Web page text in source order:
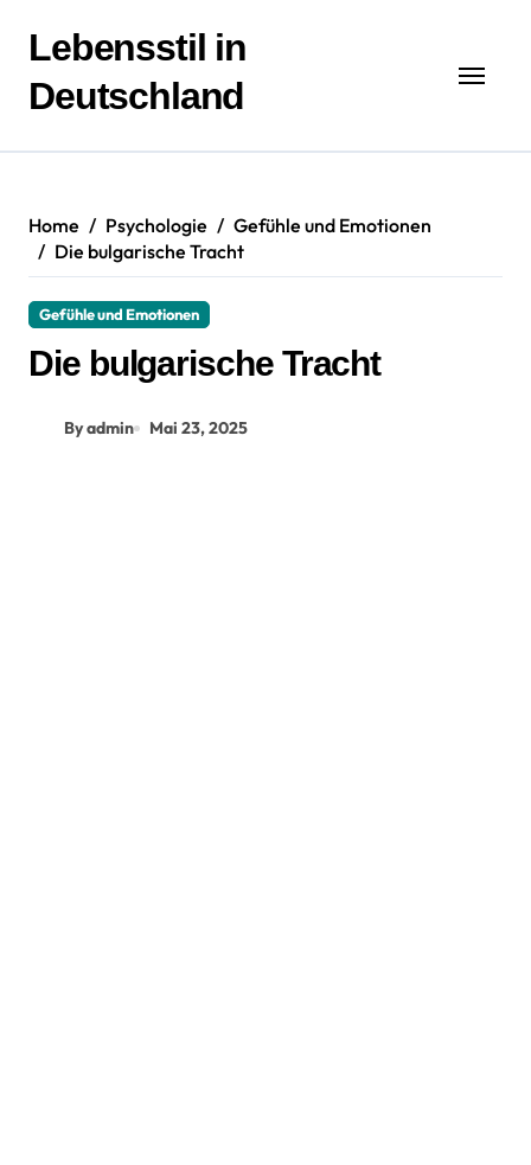
Inhalt
springen
Lebensstil in
Deutschland
Home Psychologie
Gefühle und Emotionen
Die bulgarische Tracht
Gefühle und Emotionen
Die bulgarische Tracht
By admin Mai 23, 2025